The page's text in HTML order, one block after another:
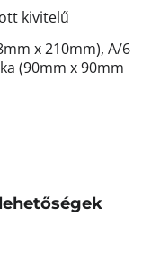
kivitelű
x 210mm), A/6
(90mm x 90mm